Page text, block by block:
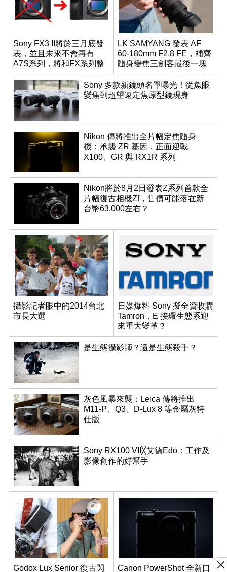
Sony FX3 II將於三月底發
表，並且未來不會再有
A7S系列，將和FX系列整
合為一？
LK SAMYANG 發表 AF
60-180mm F2.8 FE，補齊
隨身變焦三劍客最後一塊
拼圖
Sony 多款新鏡頭名單曝光！從魚眼
變焦到超望遠定焦原型鏡現身
Nikon 傳將推出全片幅定焦隨身
機：承襲 ZR 基因，正面迎戰
X100、GR 與 RX1R 系列
Nikon將於8月2日發表Z系列首款全
片幅復古相機Zf，售價可能落在新
台幣63,000左右？
攝影記者眼中的2014台北
市長大選
日媒爆料 Sony 擬全資收購
Tamron，E 接環生態系迎
來重大變革？
是生態攝影師？還是生態殺手？
灰色風暴來襲：Leica 傳將推出
M11-P、Q3、D-Lux 8 等金屬灰特
仕版
Sony RX100 VII╳艾德Edo：工作及
影像創作的好幫手
Godox Lux Senior 復古閃 Canon PowerShot 全新口